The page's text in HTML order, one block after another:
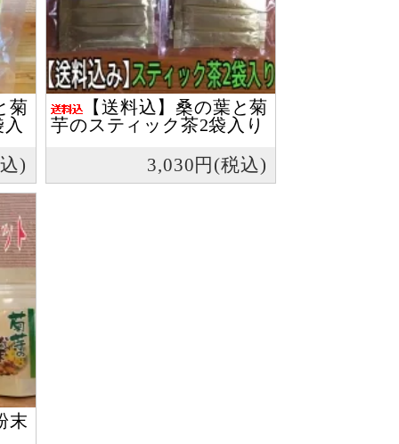
菊
)
【送料込】桑の葉と菊
芋のスティック茶2袋入り
3,030円(税込)
末